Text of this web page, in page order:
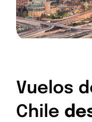
Vuelos
Chile